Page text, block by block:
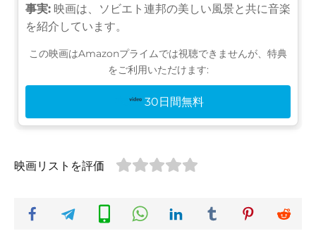
事実: 映画は、ソビエト連邦の美しい風景と共に音楽
を紹介しています。
この映画はAmazonプライムでは視聴できませんが、特典
をご利用いただけます:
30日間無料
映画リストを評価